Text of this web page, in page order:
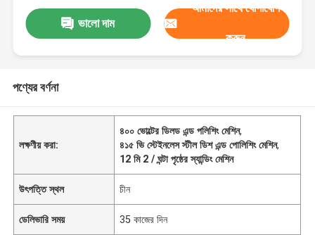
ভালো দাম
আমাদের সাথে যোগাযোগ
করুন
পণ্যের বর্ণনা
লক্ষণীয় করা:
৪০০ ভোল্টের ডিলড এন্ড পলিশিং মেশিন,
৪১৫ ভি স্টেইনলেস স্টীল ডিশ এন্ড পোলিশিং মেশিন,
12 মি 2 / ঘন্টা পৃষ্ঠের স্যান্ডিং মেশিন
উৎপত্তি স্থল চীন
ডেলিভারি সময় 35 কাজের দিন